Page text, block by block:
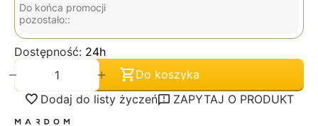
Do końca promocji
pozostało::
Dostępność: 24h
+
−
Do koszyka
Dodaj do listy życzeń
ZAPYTAJ O PRODUKT